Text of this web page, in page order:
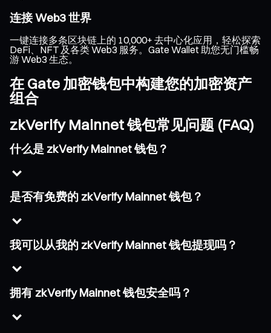
连接 Web3 世界
一键连接多条区块链上的 10,000+ 去中心化应用，轻松探索
DeFi、NFT 及各类 Web3 服务。Gate Wallet 助您无门槛畅
游 Web3 生态。
在 Gate 加密钱包中构建您的加密资产
组合
zkVerify Mainnet 钱包常见问题 (FAQ)
什么是 zkVerify Mainnet 钱包？
是否有免费的 zkVerify Mainnet 钱包？
我可以从我的 zkVerify Mainnet 钱包提现吗？
拥有 zkVerify Mainnet 钱包安全吗？